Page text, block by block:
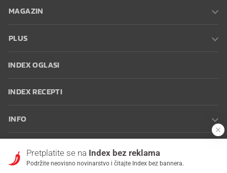
MAGAZIN
PLUS
INDEX OGLASI
INDEX RECEPTI
INFO
korištenja
Postavke kolačića
Pretplatite se na Index bez reklama
Podržite neovisno novinarstvo i čitajte Index bez bannera.